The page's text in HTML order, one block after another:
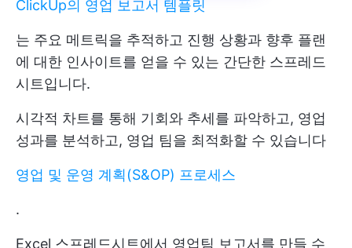
ClickUp의 영업 보고서 템플릿
는 주요 메트릭을 추적하고 진행 상황과 향후 플랜
에 대한 인사이트를 얻을 수 있는 간단한 스프레드
시트입니다.
시각적 차트를 통해 기회와 추세를 파악하고, 영업
성과를 분석하고, 영업 팀을 최적화할 수 있습니다
영업 및 운영 계획(S&OP) 프로세스
.
Excel 스프레드시트에서 영업팀 보고서를 만들 수